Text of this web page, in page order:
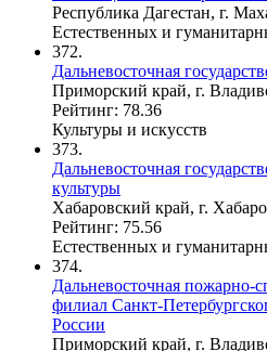
Республика Дагестан, г.
Естественных и
372.
Дальневосточная
Приморский край, г.
Рейтинг: 78.36
Культуры и искусств
373.
Дальневосточная
культуры
Хабаровский край, г.
Рейтинг: 75.56
Естественных и
374.
Дальневосточная пожарно-
филиал Санкт-
России
Приморский край, г.